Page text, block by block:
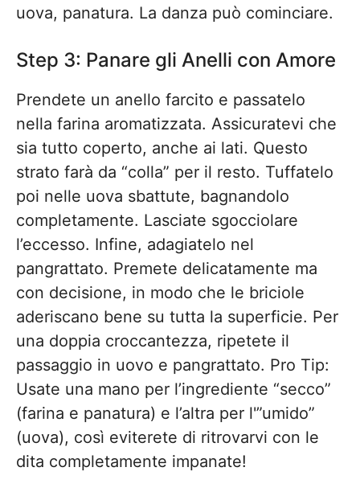
uova, panatura. La danza può cominciare.
Step 3: Panare gli Anelli con Amore
Prendete un anello farcito e passatelo
nella farina aromatizzata. Assicuratevi che
sia tutto coperto, anche ai lati. Questo
strato farà da “colla” per il resto. Tuffatelo
poi nelle uova sbattute, bagnandolo
completamente. Lasciate sgocciolare
l’eccesso. Infine, adagiatelo nel
pangrattato. Premete delicatamente ma
con decisione, in modo che le briciole
aderiscano bene su tutta la superficie. Per
una doppia croccantezza, ripetete il
passaggio in uovo e pangrattato. Pro Tip:
Usate una mano per l’ingrediente “secco”
(farina e panatura) e l’altra per l'”umido”
(uova), così eviterete di ritrovarvi con le
dita completamente impanate!